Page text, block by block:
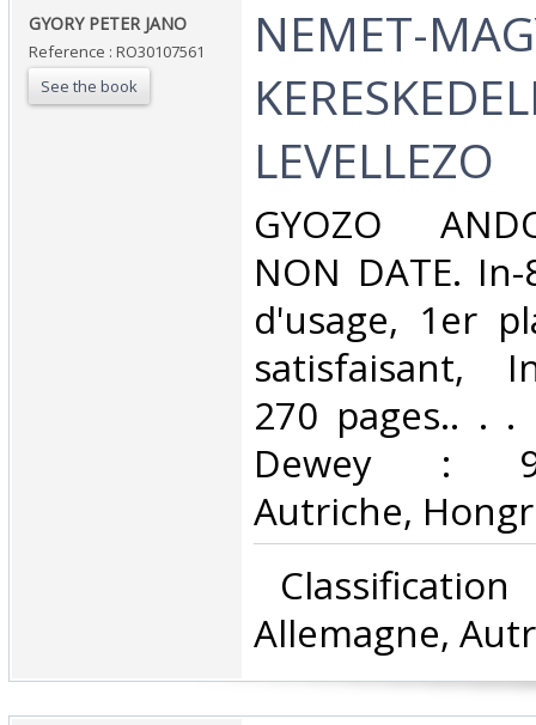
‎GYORY PETER JANO‎
Reference : RO30107561
See the book
‎NEMET-
LEVELLEZO‎
‎GYOZO
NON DATE.
d'usage, 1er
satisfaisant,
270 pages.. . .
Dewey :
Autriche,
Allemagne,